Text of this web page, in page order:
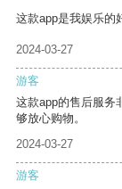
这款app是我娱乐的
2024-03-27
游客
这款app的售后服务
够放心购物。
2024-03-27
游客